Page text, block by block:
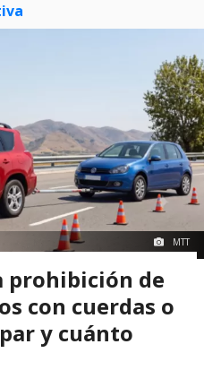
MTT
prohibición de
con cuerdas o
y cuánto